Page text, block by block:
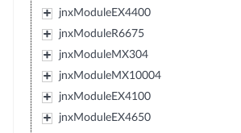
jnxModuleEX4400
jnxModuleR6675
jnxModuleMX304
jnxModuleMX10004
jnxModuleEX4100
jnxModuleEX4650